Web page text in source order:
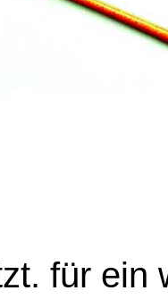
für ein